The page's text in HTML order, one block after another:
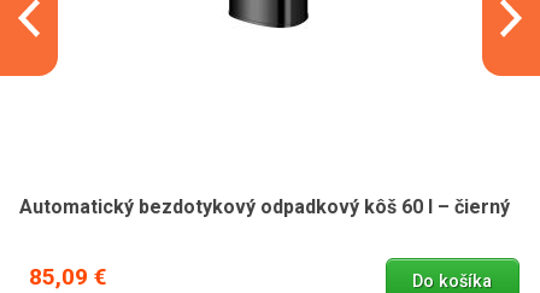
Automatický bezdotykový odpadkový kôš 60 l – čierný
85,09 € Do košíka